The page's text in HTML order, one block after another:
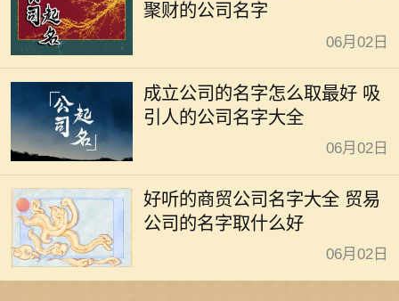
聚财的公司名字
06月02日
成立公司的名字怎么取最好 吸
引人的公司名字大全
06月02日
好听的商贸公司名字大全 贸易
公司的名字取什么好
06月02日